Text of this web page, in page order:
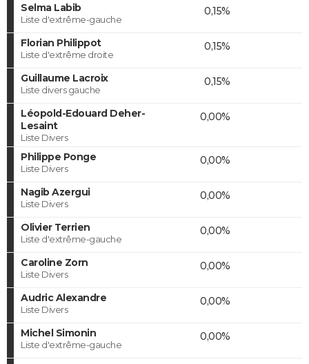
Selma Labib
Liste d'extrême-gauche
0,15%
Florian Philippot
Liste d'extrême droite
0,15%
Guillaume Lacroix
Liste divers gauche
0,15%
Léopold-Edouard Deher-
Lesaint
Liste Divers
0,00%
Philippe Ponge
Liste Divers
0,00%
Nagib Azergui
Liste Divers
0,00%
Olivier Terrien
Liste d'extrême-gauche
0,00%
Caroline Zorn
Liste Divers
0,00%
Audric Alexandre
Liste Divers
0,00%
Michel Simonin
Liste d'extrême-gauche
0,00%